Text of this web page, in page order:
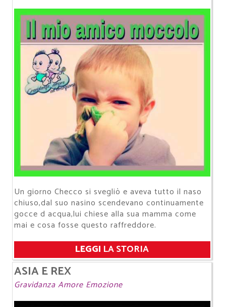
Un giorno Checco si svegliò e aveva tutto il naso
chiuso,dal suo nasino scendevano continuamente
gocce d acqua,lui chiese alla sua mamma come
mai e cosa fosse questo raffreddore.
LEGGI LA STORIA
ASIA E REX
Gravidanza Amore Emozione